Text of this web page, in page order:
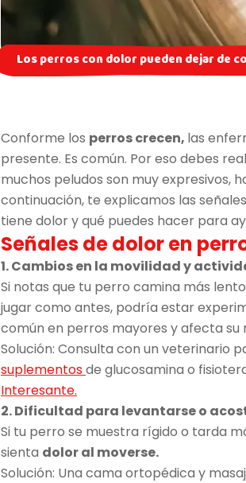
Los perros con dolor pueden dejar de
Conforme los perros crecen, las
presente. Es común. Por eso debes
muchos peludos son muy expresivos,
continuación, te explicamos las
tiene dolor y qué puedes hacer para
Señales de dolor en
1. Cambios en la movilidad y
Si notas que tu perro camina más
jugar como antes, podría estar
común en perros mayores y afecta su
Solución: Consulta con un veterinario
suplementosde glucosamina o
Interesante.
2. Dificultad para levantarse o
Si tu perro se muestra rígido o tarda
sienta dolor al moverse.
Solución: Una cama ortopédica y